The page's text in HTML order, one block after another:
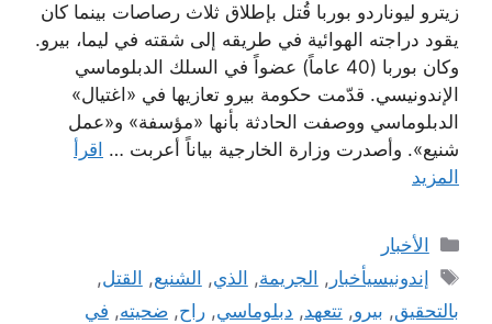
زيترو ليوناردو بوربا قُتل بإطلاق ثلاث رصاصات بينما كان
يقود دراجته الهوائية في طريقه إلى شقته في ليما، بيرو.
وكان بوربا (40 عاماً) عضواً في السلك الدبلوماسي
الإندونيسي. قدّمت حكومة بيرو تعازيها في «اغتيال»
الدبلوماسي ووصفت الحادثة بأنها «مؤسفة» و«عمل
شنيع». وأصدرت وزارة الخارجية بياناً أعربت … اقرأ
المزيد
التصنيفات
الأخبار
الوسوم
إندونيسيأخبار , الجريمة, الذي, الشنيع, القتل,
بالتحقيق, بيرو, تتعهد, دبلوماسي, راح, ضحيته, في